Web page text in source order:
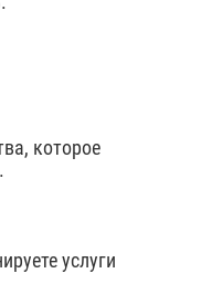
которое
услуги